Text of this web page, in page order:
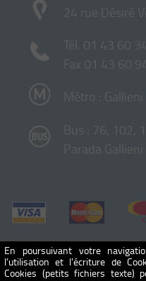
En poursuivant votre
l’utilisation et l'écriture de
Cookies (petits fichiers texte)
24 rue Désiré
Tél. 01 43 60
Fax 01 43 60
Métro :
Bus : 76, 102,
Parada Gallieni